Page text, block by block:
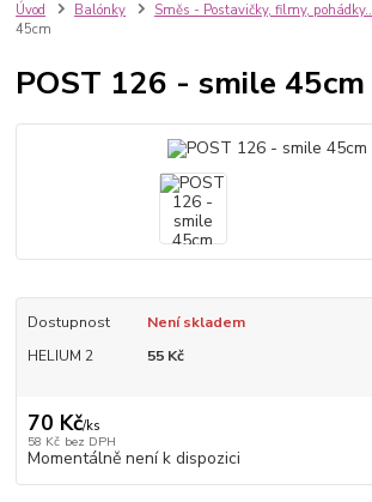
Úvod Balónky Směs - Postavičky, filmy, pohádky..
45cm
POST 126 - smile 45cm
Dostupnost
Není skladem
HELIUM 2
55 Kč
70 Kč/ks
58 Kč bez DPH
Momentálně není k dispozici